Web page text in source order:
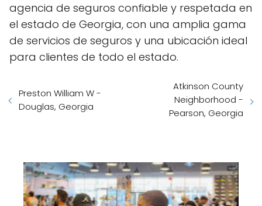
agencia de seguros confiable y respetada en
el estado de Georgia, con una amplia gama
de servicios de seguros y una ubicación ideal
para clientes de todo el estado.
Preston William W -
Douglas, Georgia
Atkinson County
Neighborhood -
Pearson, Georgia